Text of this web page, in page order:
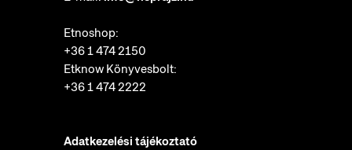
Etnoshop:
+36 1 474 2150
Etknow Könyvesbolt:
+36 1 474 2222
Adatkezelési tájékoztató